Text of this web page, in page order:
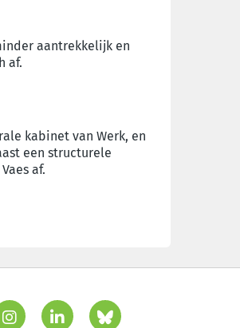
aantrekkelijk en
af.
kabinet van Werk, en
een structurele
af.